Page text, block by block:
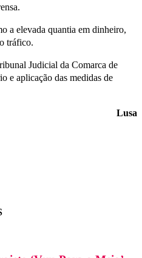
a elevada quantia em dinheiro,
tráfico.
Judicial da Comarca de
e aplicação das medidas de
Lusa